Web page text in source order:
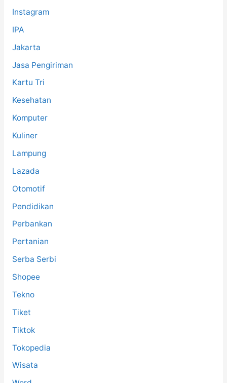
Instagram
IPA
Jakarta
Jasa Pengiriman
Kartu Tri
Kesehatan
Komputer
Kuliner
Lampung
Lazada
Otomotif
Pendidikan
Perbankan
Pertanian
Serba Serbi
Shopee
Tekno
Tiket
Tiktok
Tokopedia
Wisata